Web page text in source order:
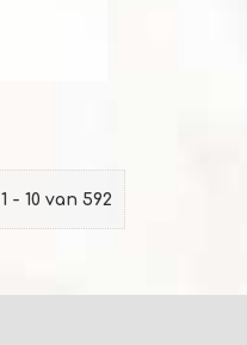
- 10 van 592